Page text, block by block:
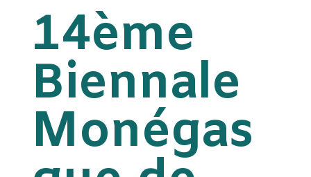
14ème
Biennale
Monégas